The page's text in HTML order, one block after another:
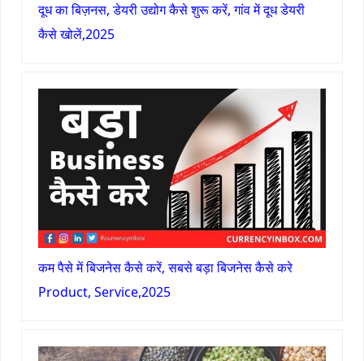
दूध का बिज़नस, डेयरी उद्योग कैसे शुरू करें, गांव में दूध डेयरी
कैसे खोलें,2025
कम पैसे में बिजनेस कैसे करें, सबसे बड़ा बिजनेस कैसे करे
Product, Service,2025